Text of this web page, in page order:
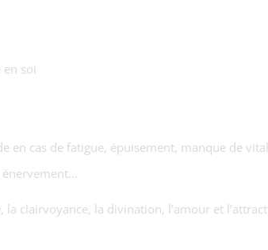
soi
cas de fatigue, épuisement, manque de
clairvoyance, la divination, l’amour et